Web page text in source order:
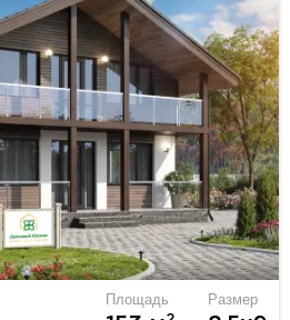
Площадь Размер